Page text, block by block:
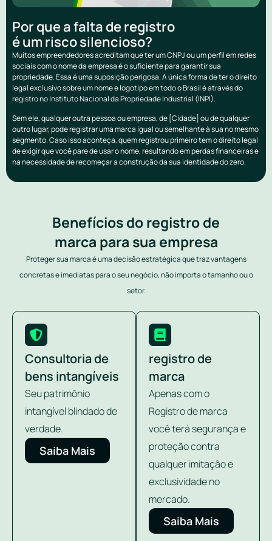
Por que a falta de registro
é um risco silencioso?
Muitos empreendedores acreditam que ter um CNPJ ou um perfil em redes
sociais com o nome da empresa é o suficiente para garantir sua
propriedade. Essa é uma suposição perigosa. A única forma de ter o direito
legal exclusivo sobre um nome e logotipo em todo o Brasil é através do
registro no Instituto Nacional da Propriedade Industrial (INPI).
Sem ele, qualquer outra pessoa ou empresa, de [Cidade] ou de qualquer
outro lugar, pode registrar uma marca igual ou semelhante à sua no mesmo
segmento. Caso isso aconteça, quem registrou primeiro tem o direito legal
de exigir que você pare de usar o nome, resultando em perdas financeiras e
na necessidade de recomeçar a construção da sua identidade do zero.
Benefícios do registro de
marca para sua empresa
Proteger sua marca é uma decisão estratégica que traz vantagens
concretas e imediatas para o seu negócio, não importa o tamanho ou o
setor.
Consultoria de
bens intangíveis
Seu patrimônio
intangível blindado de
verdade.
Saiba Mais
registro de
marca
Apenas com o
Registro de marca
você terá segurança e
proteção contra
qualquer imitação e
exclusividade no
mercado.
Saiba Mais